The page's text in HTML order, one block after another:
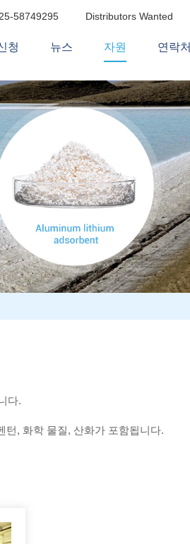
58749295 Distributors Wanted
청 뉴스 자원 연락처
다.
턴, 화학 물질, 산화가 포함됩니다.